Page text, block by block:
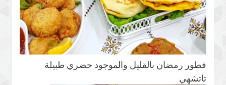
فطور رمضان بالقليل والموجود حضري طبيلة
تاتشهي